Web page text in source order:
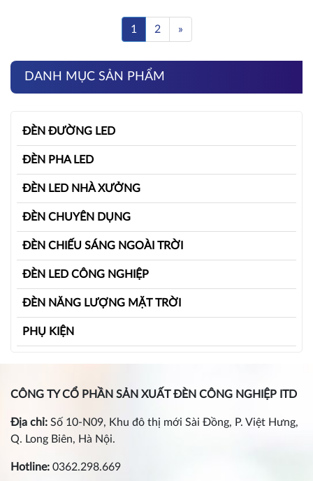
DANH MỤC SẢN PHẨM
ĐÈN ĐƯỜNG LED
ĐÈN PHA LED
ĐÈN LED NHÀ XƯỞNG
ĐÈN CHUYÊN DỤNG
ĐÈN CHIẾU SÁNG NGOÀI TRỜI
ĐÈN LED CÔNG NGHIỆP
ĐÈN NĂNG LƯỢNG MẶT TRỜI
PHỤ KIỆN
1 2 »
CÔNG TY CỔ PHẦN SẢN XUẤT ĐÈN CÔNG NGHIỆP ITD
Địa chỉ: Số 10-N09, Khu đô thị mới Sài Đồng, P. Việt Hưng,
Q. Long Biên, Hà Nội.
Hotline: 0362.298.669